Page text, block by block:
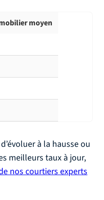
moyen
à la hausse ou
meilleurs taux à jour,
nos courtiers experts